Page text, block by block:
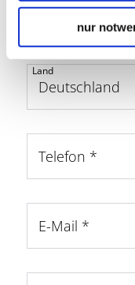
nur
Land
Telefon *
E-Mail *